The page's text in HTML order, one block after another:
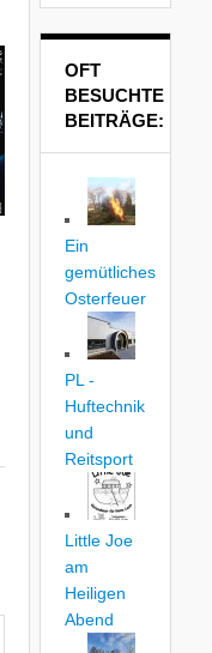
OFT
BESUCHTE
BEITRÄGE:
Ein
gemütliches
Osterfeuer
PL -
Huftechnik
und
Reitsport
Little Joe
am
Heiligen
Abend